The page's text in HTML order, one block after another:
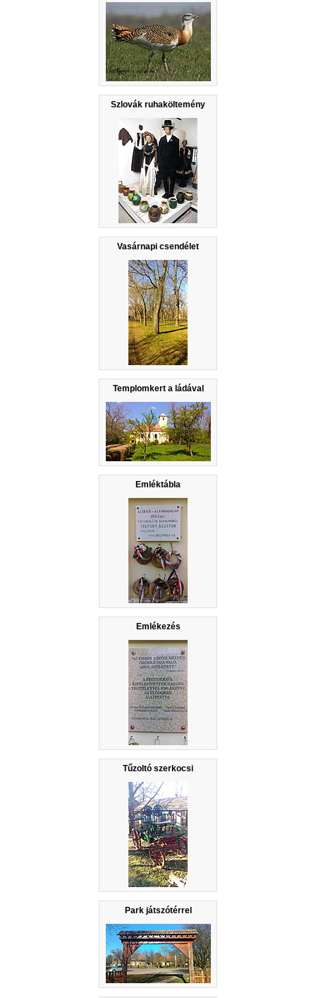
Szlovák ruhaköltemény
Vasárnapi csendélet
Templomkert a ládával
Emléktábla
Emlékezés
Tűzoltó szerkocsi
Park játszótérrel